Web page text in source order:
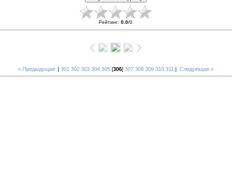
Рейтинг: 0.0/0
« Предыдущая| 301 302 303 304 305[306] 307 308 309 310 311 | Следующая »